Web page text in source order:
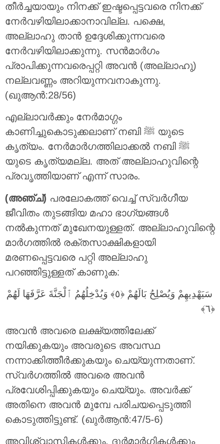
തീര്‍ച്ചയായും നിനക്ക് ഇഷ്ടപ്പെട്ടവരെ നിനക്ക്
നേര്‍വഴിയിലാക്കാനാവില്ല. പക്ഷെ,
അല്ലാഹു താന്‍ ഉദ്ദേശിക്കുന്നവരെ
നേര്‍വഴിയിലാക്കുന്നു. സന്‍മാര്‍ഗം
പ്രാപിക്കുന്നവരെപ്പറ്റി അവന്‍ (അല്ലാഹു)
നല്ലവണ്ണം അറിയുന്നവനാകുന്നു.
(ഖുആൻ:28/56)
എല്ലാവര്‍ക്കും നേര്‍മാഗ്ഗം
കാണിച്ചുകൊടുക്കലാണ് നബി ﷺ യുടെ
കൃത്യം. നേര്‍മാര്‍ഗത്തിലാക്കല്‍ നബി ﷺ
യുടെ കൃത്യമല്ല. അത് അല്ലാഹുവിന്റെ
പ്രവൃത്തിയാണ്‌ എന്ന് സാരം.
(അഞ്ച്) പരലോകത്ത് വെച്ച് സ്വര്‍ഗീയ
ജീവിതം തുടങ്ങിയ മഹാ ഭാഗ്യങ്ങള്‍
നല്‍കുന്നത് മുഖേനയുള്ളത്. അല്ലാഹുവിന്റെ
മാര്‍ഗത്തില്‍ രക്തസാക്ഷികളായി
മരണപ്പെട്ടവരെ പറ്റി അല്ലാഹു
പറഞ്ഞിട്ടുള്ളത് കാണുക:
سَيَهْدِيهِمْ وَيُصْلِحُ بَالَهُمْ ‎﴿٥﴾‏ وَيُدْخِلُهُمُ ٱلْجَنَّةَ عَرَّفَهَا لَهُمْ
അവന്‍ അവരെ ലക്ഷ്യത്തിലേക്ക്
നയിക്കുകയും അവരുടെ അവസ്ഥ
നന്നാക്കിത്തീര്‍ക്കുകയും ചെയ്യുന്നതാണ്‌.
സ്വര്‍ഗത്തില്‍ അവരെ അവന്‍
പ്രവേശിപ്പിക്കുകയും ചെയ്യും. അവര്‍ക്ക്
അതിനെ അവന്‍ മുമ്പേ പരിചയപ്പെടുത്തി
കൊടുത്തിട്ടുണ്ട്‌. (ഖുർആൻ:47/5-6)
അവിശ്വാസികള്‍ക്കും, ദുര്‍മാര്‍ഗികള്‍ക്കും